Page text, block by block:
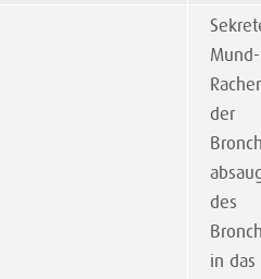
der
des
in das